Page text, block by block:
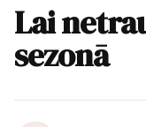
Lai
sezonā